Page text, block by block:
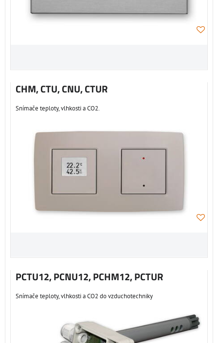
CHM, CTU, CNU, CTUR
Snímače teploty, vlhkosti a CO2.
PCTU12, PCNU12, PCHM12, PCTUR
Snímače teploty, vlhkosti a CO2 do vzduchotechniky